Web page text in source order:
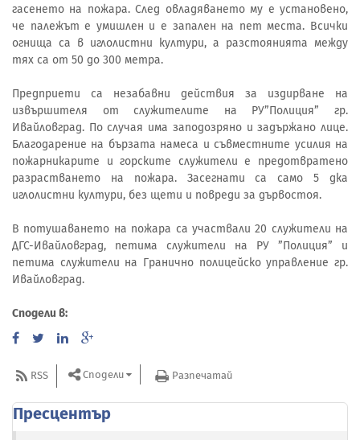
гасенето на пожара. След овладяването му е установено,
че палежът е умишлен и е запален на пет места. Всички
огнища са в иглолистни култури, а разстоянията между
тях са от 50 до 300 метра.
Предприети са незабавни действия за издирване на
извършителя от служителите на РУ”Полиция” гр.
Ивайловград. По случая има заподозряно и задържано лице.
Благодарение на бързата намеса и съвместните усилия на
пожарникарите и горските служители е предотвратено
разрастването на пожара. Засегнати са само 5 дка
иглолистни култури, без щети и повреди за дървостоя.
В потушаването на пожара са участвали 20 служители на
ДГС-Ивайловград, петима служители на РУ ”Полиция” и
петима служители на Гранично полицейско управление гр.
Ивайловград.
Сподели в:
RSS Сподели Разпечатай
Пресцентър